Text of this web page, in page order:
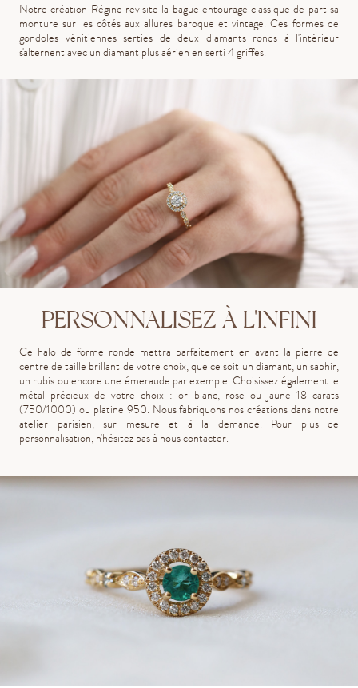
Notre création Régine revisite la bague entourage classique de part sa
monture sur les côtés aux allures baroque et vintage. Ces formes de
gondoles vénitiennes serties de deux diamants ronds à l'intérieur
s'alternent avec un diamant plus aérien en serti 4 griffes.
PERSONNALISEZ À L'INFINI
Ce halo de forme ronde mettra parfaitement en avant la pierre de
centre de taille brillant de votre choix, que ce soit un diamant, un saphir,
un rubis ou encore une émeraude par exemple. Choisissez également le
métal précieux de votre choix : or blanc, rose ou jaune 18 carats
(750/1000) ou platine 950. Nous fabriquons nos créations dans notre
atelier parisien, sur mesure et à la demande. Pour plus de
personnalisation, n'hésitez pas à nous contacter.